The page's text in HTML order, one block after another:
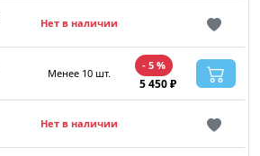
Нет в наличии
Менее 10 шт.
- 5 %
5 450 ₽
Нет в наличии